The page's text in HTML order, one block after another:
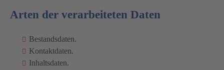
Arten der verarbeiteten Daten
Bestandsdaten.
Kontaktdaten.
Inhaltsdaten.